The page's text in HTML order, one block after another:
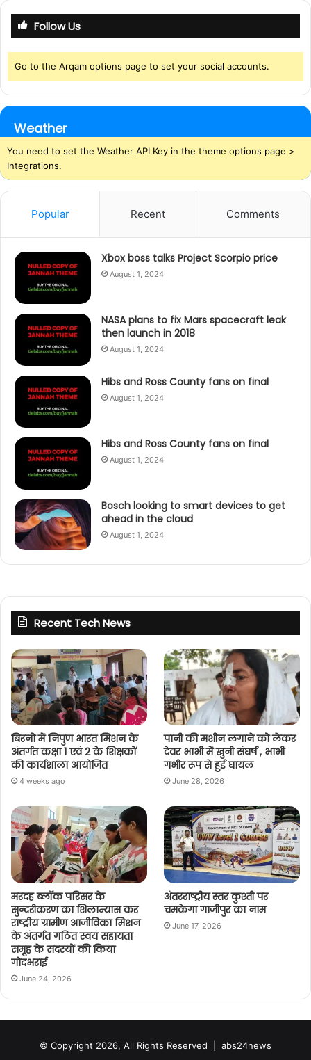
Follow Us
Go to the Arqam options page to set your social accounts.
Weather
You need to set the Weather API Key in the theme options page >
Integrations.
Popular Recent Comments
Xbox boss talks Project Scorpio price
August 1, 2024
NASA plans to fix Mars spacecraft leak
then launch in 2018
August 1, 2024
Hibs and Ross County fans on final
August 1, 2024
Hibs and Ross County fans on final
August 1, 2024
Bosch looking to smart devices to get
ahead in the cloud
August 1, 2024
Recent Tech News
बिरनो में निपुण भारत मिशन के
अंतर्गत कक्षा 1 एवं 2 के शिक्षकों
की कार्यशाला आयोजित
4 weeks ago
पानी की मशीन लगाने को लेकर
देवर भाभी में खुनी संघर्ष , भाभी
गंभीर रूप से हुई घायल
June 28, 2026
मरदह ब्लॉक परिसर के
सुन्दरीकरण का शिलान्यास कर
राष्ट्रीय ग्रामीण आजीविका मिशन
के अंतर्गत गठित स्वयं सहायता
समूह के सदस्यों की किया
गोदभराई
June 24, 2026
अंतरराष्ट्रीय स्तर कुश्ती पर
चमकेगा गाजीपुर का नाम
June 17, 2026
© Copyright 2026, All Rights Reserved | abs24news